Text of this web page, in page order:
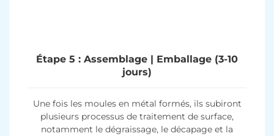
Étape 5 : Assemblage | Emballage (3-10
jours)
Une fois les moules en métal formés, ils subiront
plusieurs processus de traitement de surface,
notamment le dégraissage, le décapage et la